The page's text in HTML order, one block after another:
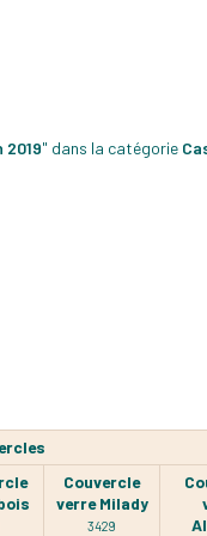
2019" dans la catégorie
Couvercle
verre Milady
3429